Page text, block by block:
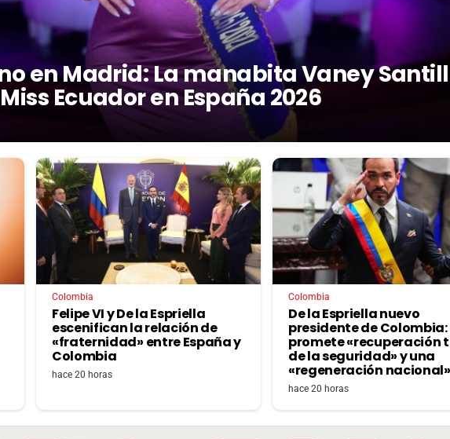
en Madrid: La manabita Vaney
Ecuador en España 2026
Colombia
Felipe VI y De la Espriella
escenifican la relación de
«fraternidad» entre España y
Colombia
hace 20 horas
Colombia
De la Espriella nuevo
presidente de Colombia:
promete «recuperación
de la seguridad» y una
«regeneración
hace 20 horas